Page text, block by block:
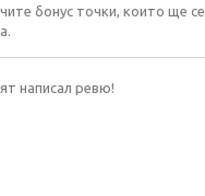
бонус точки, които ще се
написал ревю!